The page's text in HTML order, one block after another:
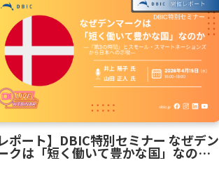
ポート】DBIC特別セミナー なぜデン
クは「短く働いて豊かな国」なのか
『第3の時間』とスモール・スマー